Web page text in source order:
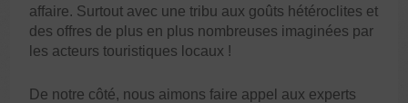
affaire. Surtout avec une tribu aux goûts hétéroclites et
des offres de plus en plus nombreuses imaginées par
les acteurs touristiques locaux !
De notre côté, nous aimons faire appel aux experts